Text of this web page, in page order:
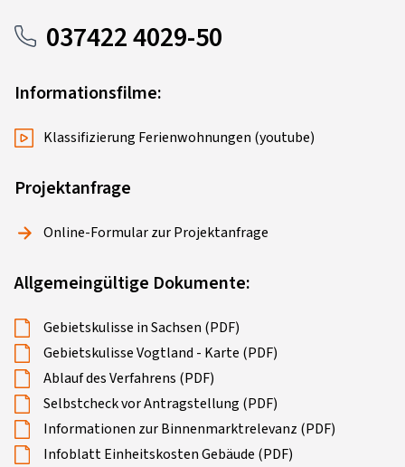
037422 4029-50
Informationsfilme:
Klassifizierung Ferienwohnungen (youtube)
Projektanfrage
Online-Formular zur Projektanfrage
Allgemeingültige Dokumente:
Gebietskulisse in Sachsen (PDF)
Gebietskulisse Vogtland - Karte (PDF)
Ablauf des Verfahrens (PDF)
Selbstcheck vor Antragstellung (PDF)
Informationen zur Binnenmarktrelevanz (PDF)
Infoblatt Einheitskosten Gebäude (PDF)